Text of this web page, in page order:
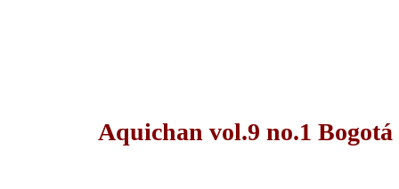
Aquichan vol.9 no.1 Bogotá